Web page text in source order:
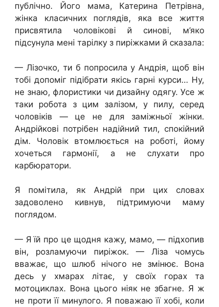
публічно. Його мама, Катерина Петрівна,
жінка класичних поглядів, яка все життя
присвятила чоловікові й синові, м’яко
підсунула мені тарілку з пиріжками й сказала:
— Лізочко, ти б попросила у Андрія, щоб він
тобі допоміг підібрати якісь гарні курси… Ну,
не знаю, флористики чи дизайну одягу. Усе ж
таки робота з цим залізом, у пилу, серед
чоловіків — це не для заміжньої жінки.
Андрійкові потрібен надійний тил, спокійний
дім. Чоловік втомлюється на роботі, йому
хочеться гармонії, а не слухати про
карбюратори.
Я помітила, як Андрій при цих словах
задоволено кивнув, підтримуючи маму
поглядом.
— Я їй про це щодня кажу, мамо, — підхопив
він, розламуючи пиріжок. — Ліза чомусь
вважає, що шлюб нічого не змінює. Вона
десь у хмарах літає, у своїх горах та
мотоциклах. Вона цього ніяк не збагне. Я ж
не проти її минулого. Я поважаю її хобі, коли